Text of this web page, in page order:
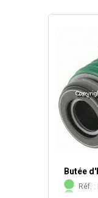
Butée
Réf. :